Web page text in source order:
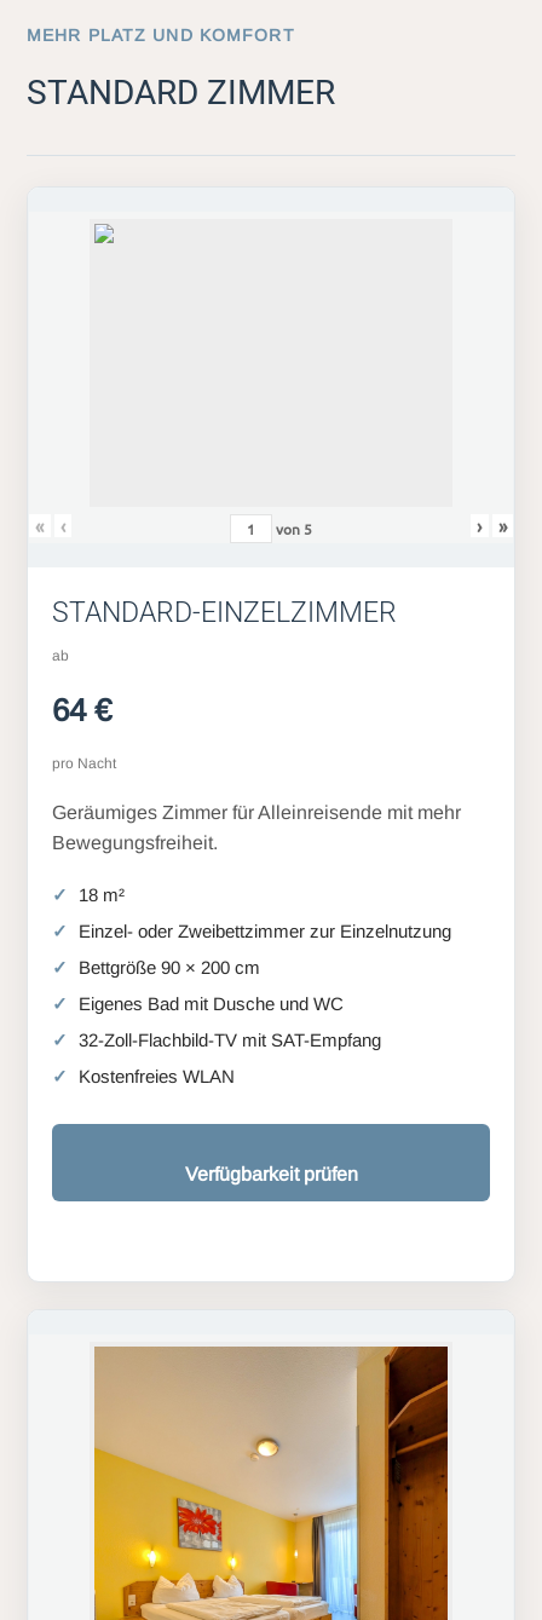
MEHR PLATZ UND KOMFORT
STANDARD ZIMMER
« ‹ von 5 › »
STANDARD-EINZELZIMMER
ab
64 €
pro Nacht
Geräumiges Zimmer für Alleinreisende mit mehr
Bewegungsfreiheit.
18 m²
Einzel- oder Zweibettzimmer zur Einzelnutzung
Bettgröße 90 × 200 cm
Eigenes Bad mit Dusche und WC
32-Zoll-Flachbild-TV mit SAT-Empfang
Kostenfreies WLAN
Verfügbarkeit prüfen